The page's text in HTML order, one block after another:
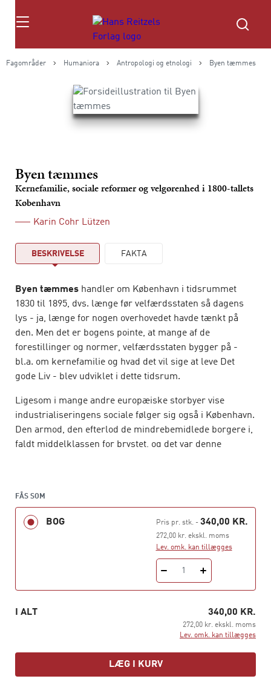
Søg
Fagområder Humaniora Antropologi og etnologi Byen tæmmes
Byen tæmmes
Kernefamilie, sociale reformer og velgørenhed i 1800-tallets
København
Karin Cohr Lützen
BESKRIVELSE FAKTA
Byen tæmmes handler om København i tidsrummet
1830 til 1895, dvs. længe før velfærdsstaten så dagens
lys - ja, længe for nogen overhovedet havde tænkt på
den. Men det er bogens pointe, at mange af de
forestillinger og normer, velfærdsstaten bygger på -
bl.a. om kernefamilie og hvad det vil sige at leve Det
gode Liv - blev udviklet i dette tidsrum.
Ligesom i mange andre europæiske storbyer vise
industrialiseringens sociale følger sig også i København.
Den armod, den efterlod de mindrebemidlede borgere i,
faldt middelklassen for brystet, og det var denne
gennem den private velgørenhed med dens
bespisningsforeninger, understøttelsesforeninger og
menighedspleje - i begge tilfælde med kernefamilien
som bagvedliggende ideal og moralsk værn mod byens
pulserende, men også farlige liv. Byen skulle tæmmes,
og det var middelstanden, der styrede processen. Det
offentlige og private tiltag i byen. Beretningen om dette
forløb er fyldt med citater fr aviser, tidsskrifter,
utraditionelle kilder fra perioden.
FÅS SOM
BOG Pris pr. stk.- 340,00 KR.
272,00 kr. ekskl. moms
Lev. omk. kan tillægges
1
I ALT 340,00 KR.
272,00 kr. ekskl. moms
Lev. omk. kan tillægges
LÆG I KURV